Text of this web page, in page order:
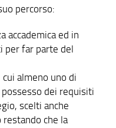
percorso:
accademica ed in
per far parte del
cui almeno uno di
dei requisiti
scelti anche
che la